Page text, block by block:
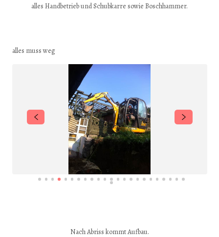
alles Handbetrieb und Schubkarre sowie Boschhammer.
alles muss weg
Nach Abriss kommt Aufbau.